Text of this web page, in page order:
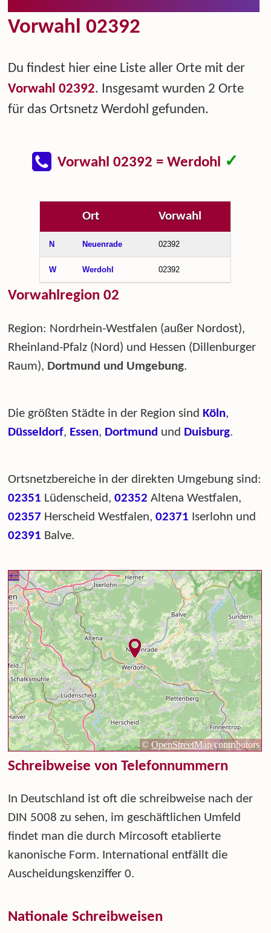
Vorwahl 02392
Du findest hier eine Liste aller Orte mit der
Vorwahl 02392. Insgesamt wurden 2 Orte
für das Ortsnetz Werdohl gefunden.
Vorwahl 02392 = Werdohl ✓
Ort Vorwahl
N Neuenrade 02392
W Werdohl 02392
Vorwahlregion 02
Region: Nordrhein-Westfalen (außer Nordost),
Rheinland-Pfalz (Nord) und Hessen (Dillenburger
Raum), Dortmund und Umgebung.
Die größten Städte in der Region sind Köln,
Düsseldorf, Essen, Dortmund und Duisburg.
Ortsnetzbereiche in der direkten Umgebung sind:
02351 Lüdenscheid,02352 Altena Westfalen,
02357 Herscheid Westfalen,02371 Iserlohn und
02391 Balve.
Schreibweise von Telefonnummern
In Deutschland ist oft die schreibweise nach der
DIN 5008 zu sehen, im geschäftlichen Umfeld
findet man die durch Mircosoft etablierte
kanonische Form. International entfällt die
Auscheidungskenziffer 0.
Nationale Schreibweisen